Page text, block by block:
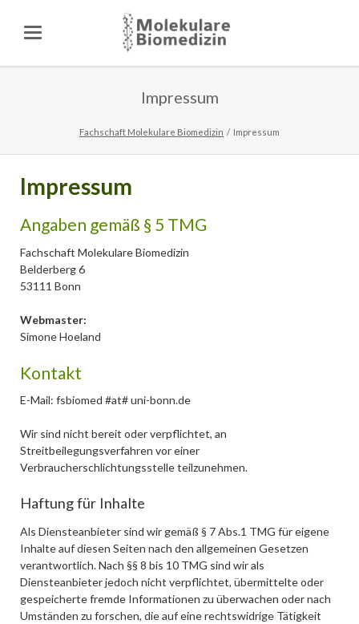
Impressum
Fachschaft Molekulare Biomedizin Impressum
Impressum
Angaben gemäß § 5 TMG
Fachschaft Molekulare Biomedizin
Belderberg 6
53111 Bonn
Webmaster:
Simone Hoeland
Kontakt
E-Mail: fsbiomed #at# uni-bonn.de
Wir sind nicht bereit oder verpflichtet, an
Streitbeilegungsverfahren vor einer
Verbraucherschlichtungsstelle teilzunehmen.
Haftung für Inhalte
Als Diensteanbieter sind wir gemäß § 7 Abs.1 TMG für eigene
Inhalte auf diesen Seiten nach den allgemeinen Gesetzen
verantwortlich. Nach §§ 8 bis 10 TMG sind wir als
Diensteanbieter jedoch nicht verpflichtet, übermittelte oder
gespeicherte fremde Informationen zu überwachen oder nach
Umständen zu forschen, die auf eine rechtswidrige Tätigkeit